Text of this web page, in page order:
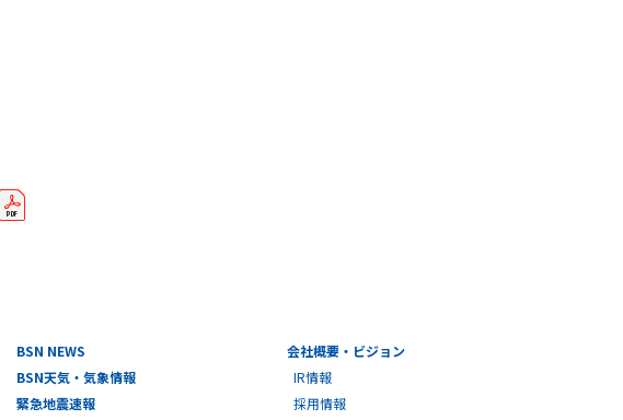
BSN NEWS
BSN天気・気象情報
緊急地震速報
会社概要・ビジョン
IR情報
採用情報